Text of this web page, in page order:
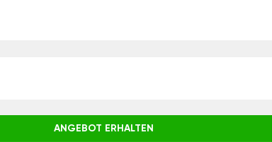
ANGEBOT ERHALTEN